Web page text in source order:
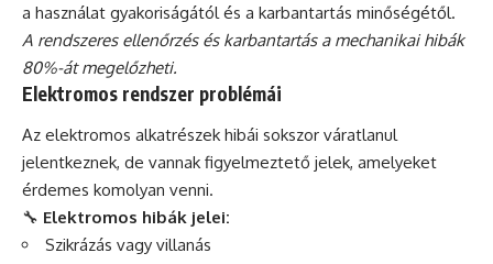
a használat gyakoriságától és a karbantartás minőségétől.
A rendszeres ellenőrzés és karbantartás a mechanikai hibák
80%-át megelőzheti.
Elektromos rendszer problémái
Az elektromos alkatrészek hibái sokszor váratlanul
jelentkeznek, de vannak figyelmeztető jelek, amelyeket
érdemes komolyan venni.
🔧 Elektromos hibák jelei:
Szikrázás vagy villanás